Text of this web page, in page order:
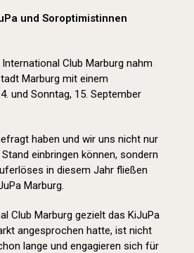
und Soroptimistinnen
Club Marburg nahm
Marburg mit einem
und Sonntag, 15. September
haben und wir uns nicht nur
einbringen können, sondern
in diesem Jahr fließen
Marburg.
Club Marburg gezielt das KiJuPa
angesprochen hatte, ist nicht
lange und engagieren sich für